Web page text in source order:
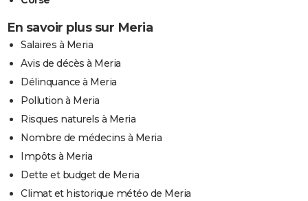
En savoir plus sur Meria
Salaires à Meria
Avis de décès à Meria
Délinquance à Meria
Pollution à Meria
Risques naturels à Meria
Nombre de médecins à Meria
Impôts à Meria
Dette et budget de Meria
Climat et historique météo de Meria